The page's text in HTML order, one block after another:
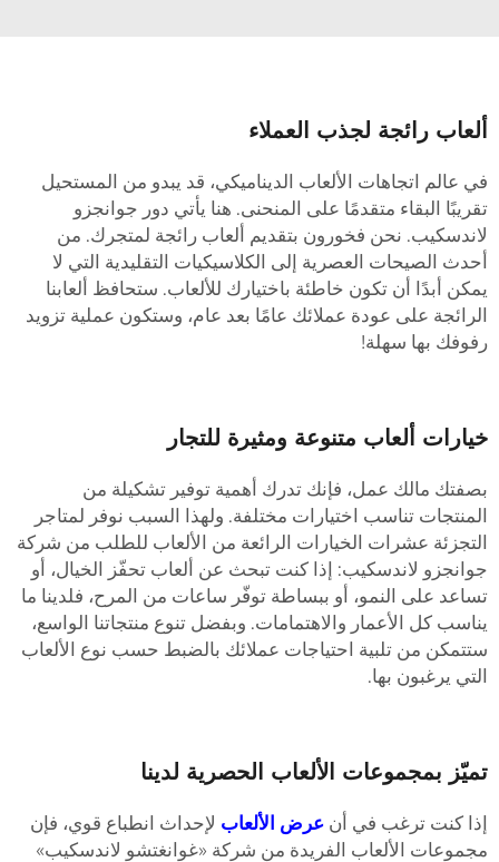
رائجة لجذب العملاء
عالم اتجاهات الألعاب الديناميكي، قد يبدو من المستحيل
البقاء متقدمًا على المنحنى. هنا يأتي دور جوانجزو
نحن فخورون بتقديم ألعاب رائجة لمتجرك. من
الصيحات العصرية إلى الكلاسيكيات التقليدية التي لا
أبدًا أن تكون خاطئة باختيارك للألعاب. ستحافظ ألعابنا
على عودة عملائك عامًا بعد عام، وستكون عملية تزويد
بها سهلة!
ألعاب متنوعة ومثيرة للتجار
مالك عمل، فإنك تدرك أهمية توفير تشكيلة من
تناسب اختيارات مختلفة. ولهذا السبب نوفر لمتاجر
عشرات الخيارات الرائعة من الألعاب للطلب من شركة
لاندسكيب: إذا كنت تبحث عن ألعاب تحفّز الخيال، أو
على النمو، أو ببساطة توفّر ساعات من المرح، فلدينا ما
كل الأعمار والاهتمامات. وبفضل تنوع منتجاتنا الواسع،
من تلبية احتياجات عملائك بالضبط حسب نوع الألعاب
يرغبون بها.
بمجموعات الألعاب الحصرية لدينا
كنت ترغب في أنعرض الألعابلإحداث انطباع قوي، فإن
الألعاب الفريدة من شركة «غوانغتشو لاندسكيب»